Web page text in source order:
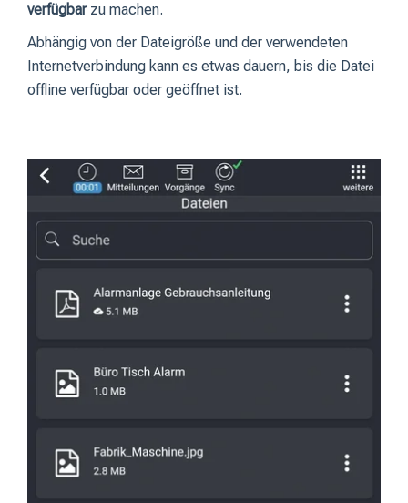
verfügbar zu machen.
Abhängig von der Dateigröße und der verwendeten
Internetverbindung kann es etwas dauern, bis die Datei
offline verfügbar oder geöffnet ist.